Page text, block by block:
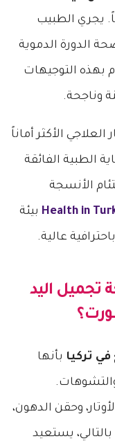
يجري الطبيب
الدورة الدموية
بهذه التوجيهات
وناجحة.
الأكثر أماناً
الطبية الفائقة
الأنسجة
Health in بيئة
عالية.
تجميل اليد
تركيا بأنها
وحقن الدهون،
يستعيد